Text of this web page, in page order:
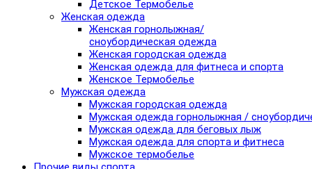
Детское Термобелье
Женская одежда
Женская горнолыжная/
сноубордическая одежда
Женская городская одежда
Женская одежда для фитнеса и спорта
Женское Термобелье
Мужская одежда
Мужская городская одежда
Мужская одежда горнолыжная /
Мужская одежда для беговых лыж
Мужская одежда для спорта и фитнеса
Мужское термобелье